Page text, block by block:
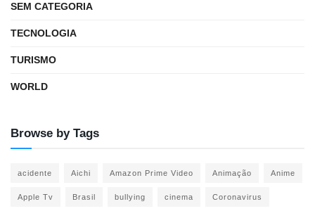
SEM CATEGORIA
TECNOLOGIA
TURISMO
WORLD
Browse by Tags
acidente Aichi Amazon Prime Video Animação Anime
Apple Tv Brasil bullying cinema Coronavirus